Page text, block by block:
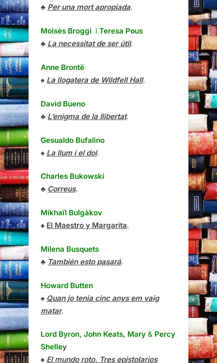
♣ Per una mort apropiada.
Moisès Broggi i Teresa Pous
♣ La necessitat de ser útil.
Anne Brontë
♠ La llogatera de Wildfell Hall.
David Bueno
♣ L’enigma de la llibertat.
Gesualdo Bufalino
♠ La llum i el dol.
Charles Bukowski
♣ Correus.
Mikhaïl Bulgàkov
♠ El Maestro y Margarita.
Milena Busquets
♣ También esto pasará.
Howard Butten
♠ Quan jo tenia cinc anys em vaig
matar.
Lord Byron, John Keats, Mary & Percy
Shelley
♠ El mundo roto. Tres epistolarios